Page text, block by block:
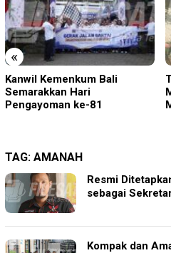
«
Tragedi Proyek Masjid MIN 5
Madiun: Satu Nyawa
Melayang, K3 Dipertanyakan
TAG: AMANAH
Resmi
sebagai
Kompak dan